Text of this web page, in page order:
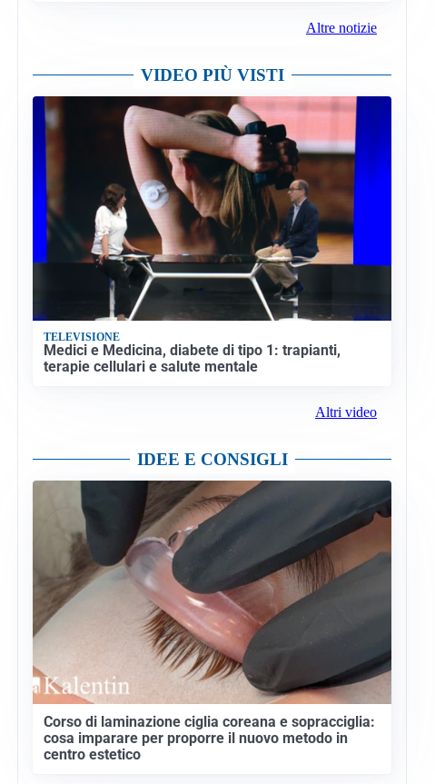
Altre notizie
VIDEO PIÙ VISTI
TELEVISIONE
Medici e Medicina, diabete di tipo 1: trapianti,
terapie cellulari e salute mentale
Altri video
IDEE E CONSIGLI
Corso di laminazione ciglia coreana e sopracciglia:
cosa imparare per proporre il nuovo metodo in
centro estetico